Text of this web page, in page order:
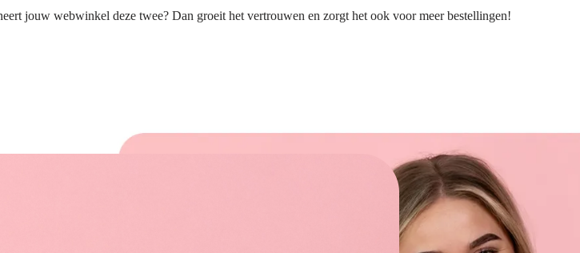
jouw webwinkel deze twee? Dan groeit het vertrouwen en zorgt het ook voor meer bestellingen!